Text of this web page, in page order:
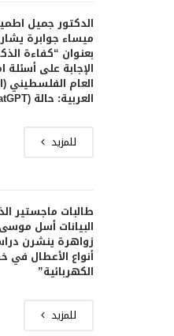
الدكتور جميل
ميساء جوابرة
بعنوان “كفاءة
الإجابة على أسئلة
العام الفلسطيني
العربية: حالة (ChatGPT) و(Gemini)”
للمزيد
طالبات ماجستير
البيانات أسل
زواهرة ينشرن
أنواع الأعطال
الكهربائية”
للمزيد